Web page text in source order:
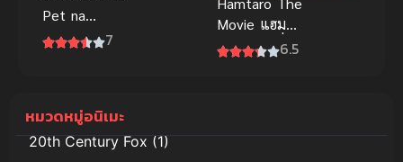
Pet na
Kanojo
7
Movie แฮม
ทาโร่ แก๊งจิ๋ว6.5
หมวดหมู่อนิเมะ
20th Century Fox(1)